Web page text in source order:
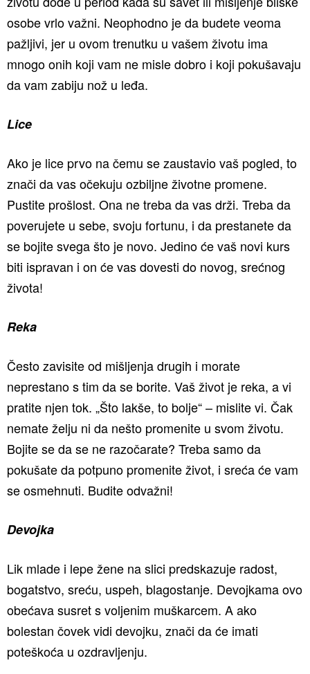
osobe vrlo važni. Neophodno je da budete veoma
pažljivi, jer u ovom trenutku u vašem životu ima
mnogo onih koji vam ne misle dobro i koji pokušavaju
da vam zabiju nož u leđa.
Lice
Ako je lice prvo na čemu se zaustavio vaš pogled, to
znači da vas očekuju ozbiljne životne promene.
Pustite prošlost. Ona ne treba da vas drži. Treba da
poverujete u sebe, svoju fortunu, i da prestanete da
se bojite svega što je novo. Jedino će vaš novi kurs
biti ispravan i on će vas dovesti do novog, srećnog
života!
Reka
Često zavisite od mišljenja drugih i morate
neprestano s tim da se borite. Vaš život je reka, a vi
pratite njen tok. „Što lakše, to bolje“ – mislite vi. Čak
nemate želju ni da nešto promenite u svom životu.
Bojite se da se ne razočarate? Treba samo da
pokušate da potpuno promenite život, i sreća će vam
se osmehnuti. Budite odvažni!
Devojka
Lik mlade i lepe žene na slici predskazuje radost,
bogatstvo, sreću, uspeh, blagostanje. Devojkama ovo
obećava susret s voljenim muškarcem. A ako
bolestan čovek vidi devojku, znači da će imati
poteškoća u ozdravljenju.